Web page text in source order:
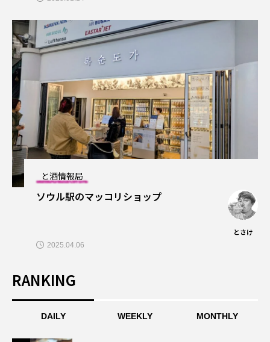
と酒情報局
ソウル駅のマッコリショップ
とさけ
2025.04.06
RANKING
DAILY WEEKLY MONTHLY